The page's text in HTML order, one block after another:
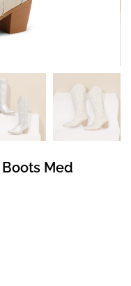
Med